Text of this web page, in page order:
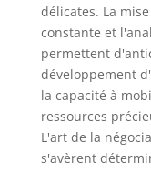
délicates. La
constante et
permettent
développement
la capacité à
ressources
L'art de la
s'avèrent